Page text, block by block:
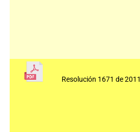
Resolución 1671 de 2011